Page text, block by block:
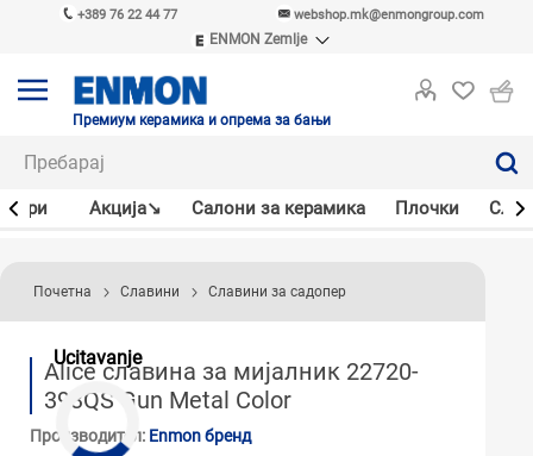
+389 76 22 44 77 webshop.mk@enmongroup.com
ENMON Zemlje
ENMON MKD
Премиум керамика и опрема за бањи
Акцијa↘ Салони за керамика Плочки
Ucitavanje
Почетна Славини Славини за садопер
Alice славина за мијалник 22720-
393QS Gun Metal Color
Производител: Enmon бренд